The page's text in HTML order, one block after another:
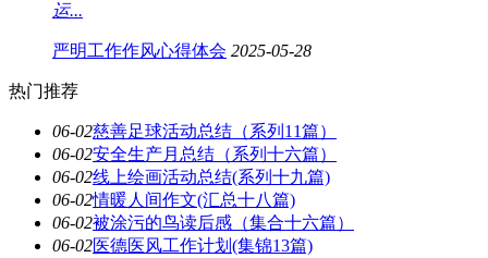
运...
严明工作作风心得体会 2025-05-28
热门推荐
06-02慈善足球活动总结（系列11篇）
06-02安全生产月总结（系列十六篇）
06-02线上绘画活动总结(系列十九篇)
06-02情暖人间作文(汇总十八篇)
06-02被涂污的鸟读后感（集合十六篇）
06-02医德医风工作计划(集锦13篇)